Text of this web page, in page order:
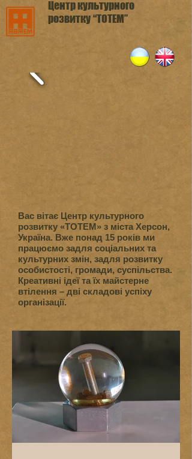
Центр культурного
розвитку“TOTEM”
Вас вітає Центр культурного
розвитку «ТОТЕМ» з міста Херсон,
Україна. Вже понад 15 років ми
працюємо задля соціальних та
культурних змін, задля розвитку
особистості, громади, суспільства.
Креативні ідеї та їх майстерне
втілення – дві складові успіху
організації.